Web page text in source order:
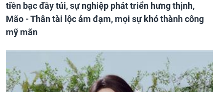
tiền bạc đầy túi, sự nghiệp phát triển hưng thịnh,
Mão - Thân tài lộc ảm đạm, mọi sự khó thành công
mỹ mãn